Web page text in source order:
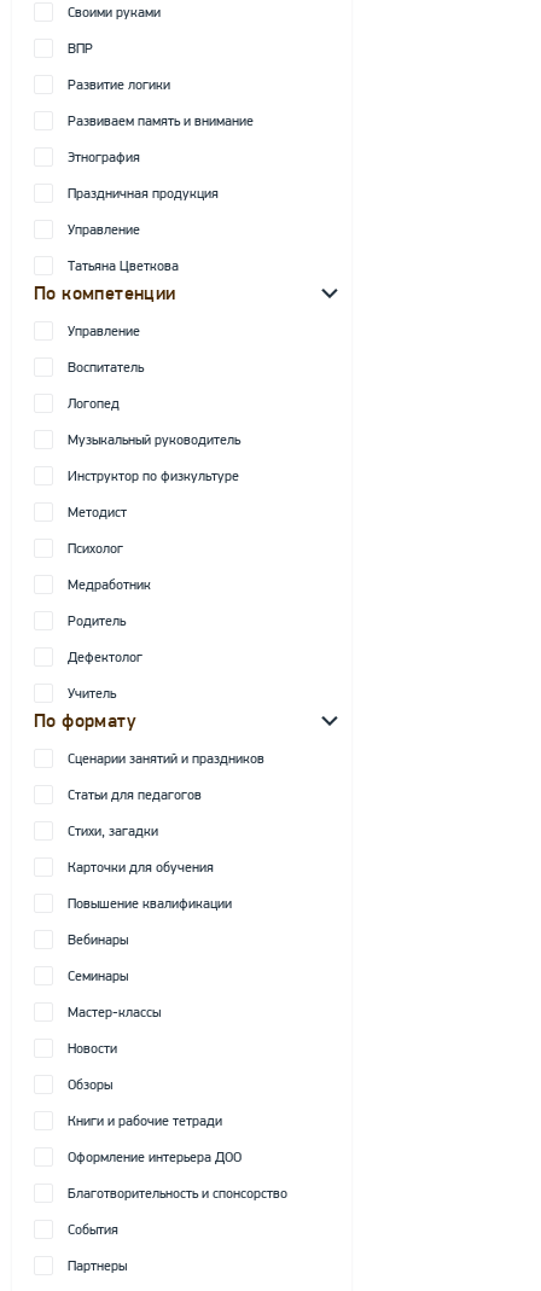
Своими руками
ВПР
Развитие логики
Развиваем память и внимание
Этнография
Праздничная продукция
Управление
Татьяна Цветкова
По компетенции
Управление
Воспитатель
Логопед
Музыкальный руководитель
Инструктор по физкультуре
Методист
Психолог
Медработник
Родитель
Дефектолог
Учитель
По формату
Сценарии занятий и праздников
Статьи для педагогов
Стихи, загадки
Карточки для обучения
Повышение квалификации
Вебинары
Семинары
Мастер-классы
Новости
Обзоры
Книги и рабочие тетради
Оформление интерьера ДОО
Благотворительность и спонсорство
События
Партнеры